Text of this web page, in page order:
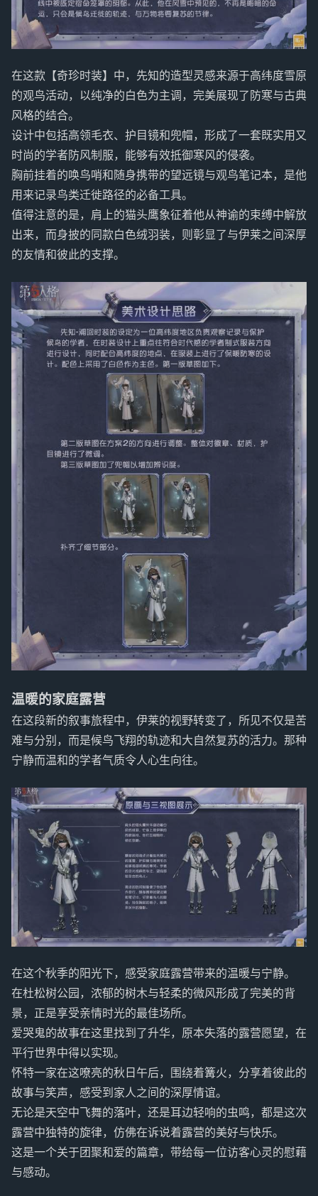
在这款【奇珍时装】中，先知的造型灵感来源于高纬度雪原
的观鸟活动，以纯净的白色为主调，完美展现了防寒与古典
风格的结合。
设计中包括高领毛衣、护目镜和兜帽，形成了一套既实用又
时尚的学者防风制服，能够有效抵御寒风的侵袭。
胸前挂着的唤鸟哨和随身携带的望远镜与观鸟笔记本，是他
用来记录鸟类迁徙路径的必备工具。
值得注意的是，肩上的猫头鹰象征着他从神谕的束缚中解放
出来，而身披的同款白色绒羽装，则彰显了与伊莱之间深厚
的友情和彼此的支撑。
温暖的家庭露营
在这段新的叙事旅程中，伊莱的视野转变了，所见不仅是苦
难与分别，而是候鸟飞翔的轨迹和大自然复苏的活力。那种
宁静而温和的学者气质令人心生向往。
在这个秋季的阳光下，感受家庭露营带来的温暖与宁静。
在杜松树公园，浓郁的树木与轻柔的微风形成了完美的背
景，正是享受亲情时光的最佳场所。
爱哭鬼的故事在这里找到了升华，原本失落的露营愿望，在
平行世界中得以实现。
怀特一家在这嘹亮的秋日午后，围绕着篝火，分享着彼此的
故事与笑声，感受到家人之间的深厚情谊。
无论是天空中飞舞的落叶，还是耳边轻响的虫鸣，都是这次
露营中独特的旋律，仿佛在诉说着露营的美好与快乐。
这是一个关于团聚和爱的篇章，带给每一位访客心灵的慰藉
与感动。